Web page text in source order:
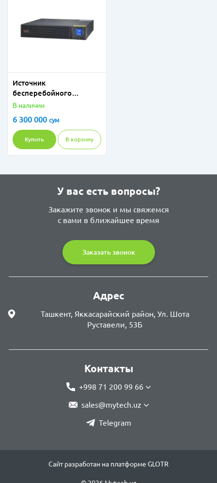
Источник
бесперебойного
питания APC Easy UPS
230V with Rail Kit / APC
В наличии
6 300 000 сум
Купить В корзину
У вас есть вопросы?
Закажите звонок и мы свяжемся
с вами в ближайшее время
Заказать звонок
Адрес
Ташкент, Яккасарайский район, Ул. Шота
Руставели, 53Б
Контакты
+998 71 200 99 66
sales@mytech.uz
Telegram
Сайт разработан на платформе GLOTR